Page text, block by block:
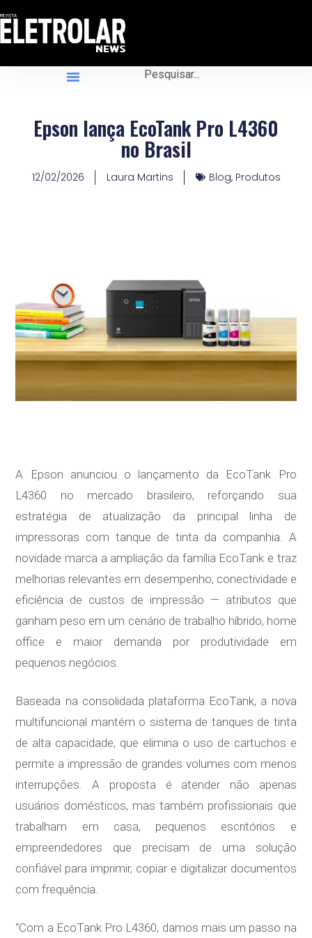
Epson lança EcoTank Pro L4360
no Brasil
12/02/2026 Laura Martins Blog, Produtos
A Epson anunciou o lançamento da EcoTank Pro
L4360 no mercado brasileiro, reforçando sua
estratégia de atualização da principal linha de
impressoras com tanque de tinta da companhia. A
novidade marca a ampliação da família EcoTank e traz
melhorias relevantes em desempenho, conectividade e
eficiência de custos de impressão — atributos que
ganham peso em um cenário de trabalho híbrido, home
office e maior demanda por produtividade em
pequenos negócios.
Baseada na consolidada plataforma EcoTank, a nova
multifuncional mantém o sistema de tanques de tinta
de alta capacidade, que elimina o uso de cartuchos e
permite a impressão de grandes volumes com menos
interrupções. A proposta é atender não apenas
usuários domésticos, mas também profissionais que
trabalham em casa, pequenos escritórios e
empreendedores que precisam de uma solução
confiável para imprimir, copiar e digitalizar documentos
com frequência.
“Com a EcoTank Pro L4360, damos mais um passo na